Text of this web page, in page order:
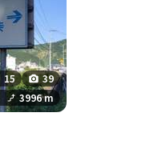
15
39
3996 m